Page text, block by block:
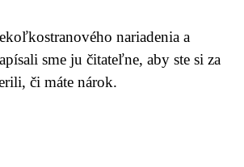
nariadenia a
sme ju čitateľne, aby ste si za
či máte nárok.